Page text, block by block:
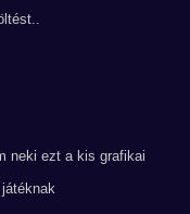
neki ezt a kis grafikai